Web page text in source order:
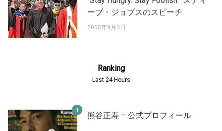
ーブ・ジョブスのスピーチ
2005年9月3日
Ranking
Last 24 Hours
熊谷正寿 – 公式プロフィール